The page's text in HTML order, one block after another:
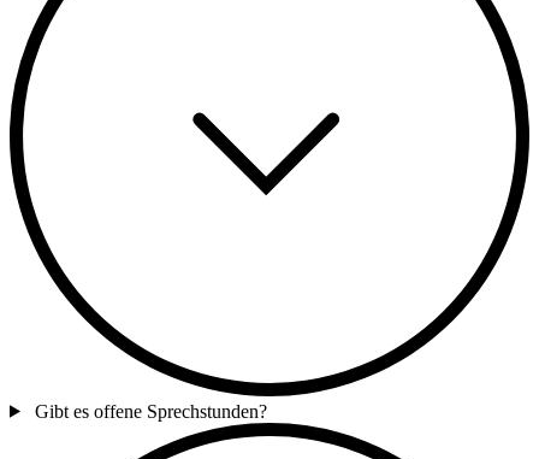
Gibt es offene Sprechstunden?